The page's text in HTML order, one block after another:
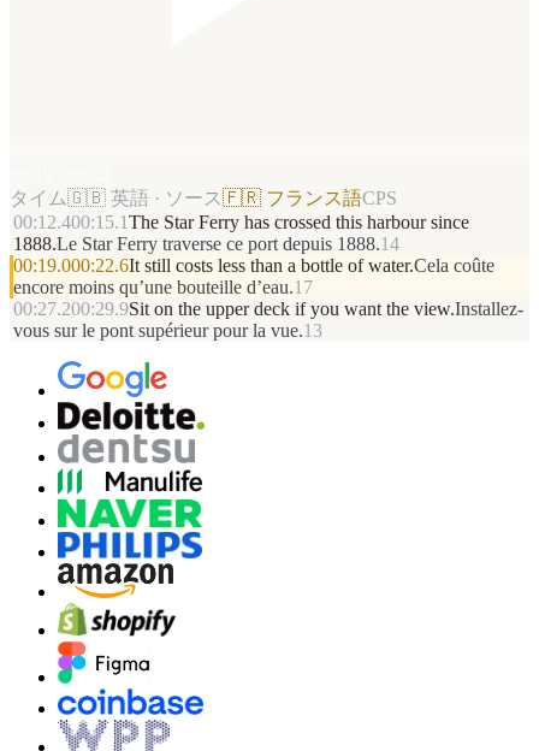
タイム🇬🇧 英語 · ソース🇫🇷 フランス語CPS
00:12.400:15.1The Star Ferry has crossed this harbour since
1888.Le Star Ferry traverse ce port depuis 1888.14
00:19.000:22.6It still costs less than a bottle of water.Cela coûte
encore moins qu’une bouteille d’eau.17
00:27.200:29.9Sit on the upper deck if you want the view.Installez-
vous sur le pont supérieur pour la vue.13